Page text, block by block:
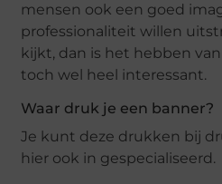
mensen ook een goed
professionaliteit willen
kijkt, dan is het hebben
toch wel heel interessant.
Waar druk je een banner?
Je kunt deze drukken bij
hier ook in gespecialiseerd.